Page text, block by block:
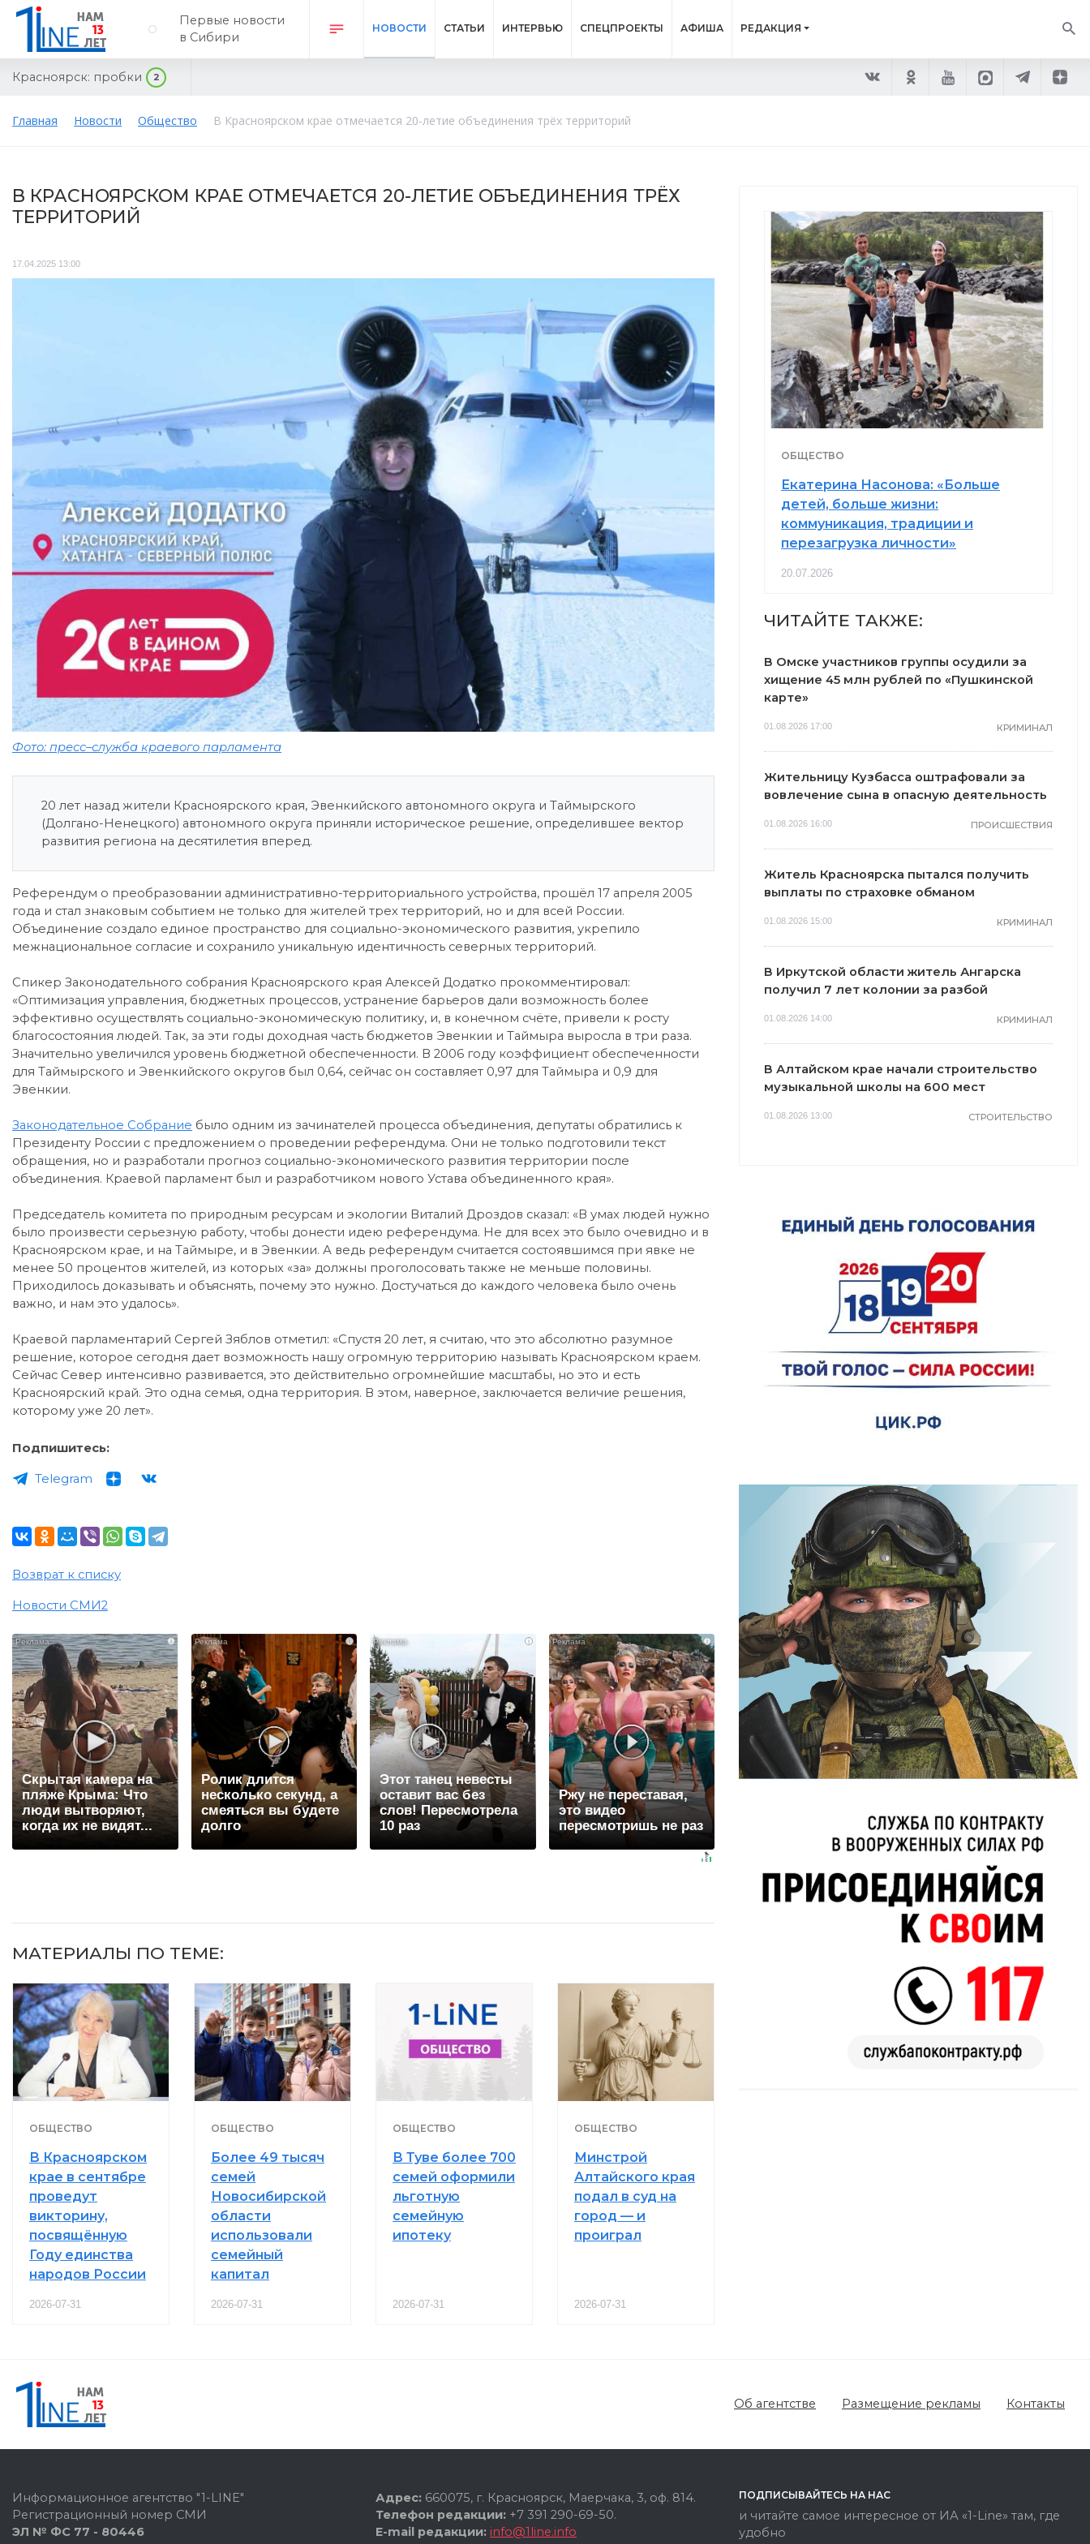
Первые новости
в Сибири
НОВОСТИ СТАТЬИ ИНТЕРВЬЮ СПЕЦПРОЕКТЫ АФИША РЕДАКЦИЯ
Красноярск: пробки 2
Главная Новости Общество В Красноярском крае отмечается 20-летие объединения трёх территорий
В КРАСНОЯРСКОМ КРАЕ ОТМЕЧАЕТСЯ 20-ЛЕТИЕ ОБЪЕДИНЕНИЯ ТРЁХ
ТЕРРИТОРИЙ
17.04.2025 13:00
Фото: пресс–служба краевого парламента
20 лет назад жители Красноярского края, Эвенкийского автономного округа и Таймырского
(Долгано-Ненецкого) автономного округа приняли историческое решение, определившее вектор
развития региона на десятилетия вперед.
Референдум о преобразовании административно-территориального устройства, прошёл 17 апреля 2005
года и стал знаковым событием не только для жителей трех территорий, но и для всей России.
Объединение создало единое пространство для социально-экономического развития, укрепило
межнациональное согласие и сохранило уникальную идентичность северных территорий.
Спикер Законодательного собрания Красноярского края Алексей Додатко прокомментировал:
«Оптимизация управления, бюджетных процессов, устранение барьеров дали возможность более
эффективно осуществлять социально-экономическую политику, и, в конечном счёте, привели к росту
благосостояния людей. Так, за эти годы доходная часть бюджетов Эвенкии и Таймыра выросла в три раза.
Значительно увеличился уровень бюджетной обеспеченности. В 2006 году коэффициент обеспеченности
для Таймырского и Эвенкийского округов был 0,64, сейчас он составляет 0,97 для Таймыра и 0,9 для
Эвенкии.
Законодательное Собрание было одним из зачинателей процесса объединения, депутаты обратились к
Президенту России с предложением о проведении референдума. Они не только подготовили текст
обращения, но и разработали прогноз социально-экономического развития территории после
объединения. Краевой парламент был и разработчиком нового Устава объединенного края».
Председатель комитета по природным ресурсам и экологии Виталий Дроздов сказал: «В умах людей нужно
было произвести серьезную работу, чтобы донести идею референдума. Не для всех это было очевидно и в
Красноярском крае, и на Таймыре, и в Эвенкии. А ведь референдум считается состоявшимся при явке не
менее 50 процентов жителей, из которых «за» должны проголосовать также не меньше половины.
Приходилось доказывать и объяснять, почему это нужно. Достучаться до каждого человека было очень
важно, и нам это удалось».
Краевой парламентарий Сергей Зяблов отметил: «Спустя 20 лет, я считаю, что это абсолютно разумное
решение, которое сегодня дает возможность нашу огромную территорию называть Красноярском краем.
Сейчас Север интенсивно развивается, это действительно огромнейшие масштабы, но это и есть
Красноярский край. Это одна семья, одна территория. В этом, наверное, заключается величие решения,
которому уже 20 лет».
Подпишитесь:
Telegram
Возврат к списку
Новости СМИ2
i
Скрытая камера на
пляже Крыма: Что
люди вытворяют,
когда их не видят...
i
Ролик длится
несколько секунд, а
смеяться вы будете
долго
i
Этот танец невесты
оставит вас без
слов! Пересмотрела
10 раз
i
Ржу не переставая,
это видео
пересмотришь не раз
МАТЕРИАЛЫ ПО ТЕМЕ:
ОБЩЕСТВО
В Красноярском
крае в сентябре
проведут
викторину,
посвящённую
Году единства
народов России
2026-07-31
ОБЩЕСТВО
Более 49 тысяч
семей
Новосибирской
области
использовали
семейный
капитал
2026-07-31
ОБЩЕСТВО
В Туве более 700
семей оформили
льготную
семейную
ипотеку
2026-07-31
ОБЩЕСТВО
Минстрой
Алтайского края
подал в суд на
город — и
проиграл
2026-07-31
ОБЩЕСТВО
Екатерина Насонова: «Больше
детей, больше жизни:
коммуникация, традиции и
перезагрузка личности»
20.07.2026
ЧИТАЙТЕ ТАКЖЕ:
В Омске участников группы осудили за
хищение 45 млн рублей по «Пушкинской
карте»
01.08.2026 17:00 КРИМИНАЛ
Жительницу Кузбасса оштрафовали за
вовлечение сына в опасную деятельность
01.08.2026 16:00 ПРОИСШЕСТВИЯ
Житель Красноярска пытался получить
выплаты по страховке обманом
01.08.2026 15:00 КРИМИНАЛ
В Иркутской области житель Ангарска
получил 7 лет колонии за разбой
01.08.2026 14:00 КРИМИНАЛ
В Алтайском крае начали строительство
музыкальной школы на 600 мест
01.08.2026 13:00 СТРОИТЕЛЬСТВО
Об агентстве Размещение рекламы Контакты
Информационное агентство "1-LINE"
Регистрационный номер СМИ
ЭЛ № ФС 77 - 80446
Адрес: 660075, г. Красноярск, Маерчака, 3, оф. 814.
Телефон редакции: +7 391 290-69-50.
E-mail редакции: info@1line.info
ПОДПИСЫВАЙТЕСЬ НА НАС
и читайте самое интересное от ИА «1-Line» там, где
удобно